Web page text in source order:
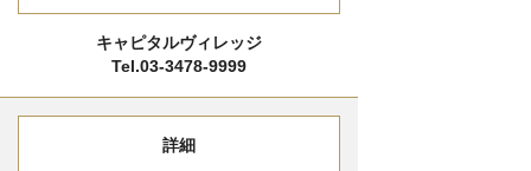
キャピタルヴィレッジ
Tel.03-3478-9999
詳細